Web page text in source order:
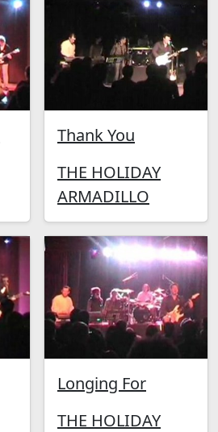
Thank You
THE HOLIDAY
ARMADILLO
Longing For
THE HOLIDAY